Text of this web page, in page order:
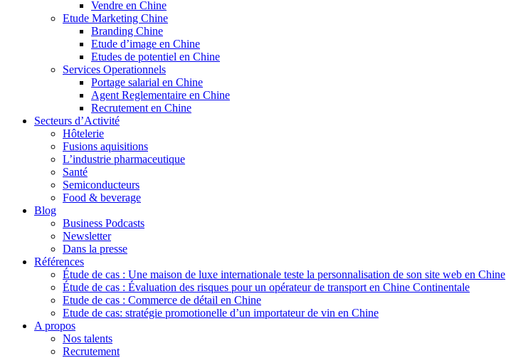
Vendre en Chine
Etude Marketing Chine
Branding Chine
Etude d’image en Chine
Etudes de potentiel en Chine
Services Operationnels
Portage salarial en Chine
Agent Reglementaire en Chine
Recrutement en Chine
Secteurs d’Activité
Hôtelerie
Fusions aquisitions
L’industrie pharmaceutique
Santé
Semiconducteurs
Food & beverage
Blog
Business Podcasts
Newsletter
Dans la presse
Références
Étude de cas : Une maison de luxe internationale teste la personnalisation de son site web en Chine
Étude de cas : Évaluation des risques pour un opérateur de transport en Chine Continentale
Etude de cas : Commerce de détail en Chine
Etude de cas: stratégie promotionelle d’un importateur de vin en Chine
A propos
Nos talents
Recrutement